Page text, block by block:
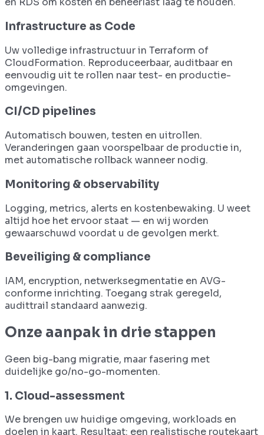
Infrastructure as Code
Uw volledige infrastructuur in Terraform of
CloudFormation. Reproduceerbaar, auditbaar en
eenvoudig uit te rollen naar test- en productie-
omgevingen.
CI/CD pipelines
Automatisch bouwen, testen en uitrollen.
Veranderingen gaan voorspelbaar de productie in,
met automatische rollback wanneer nodig.
Monitoring & observability
Logging, metrics, alerts en kostenbewaking. U weet
altijd hoe het ervoor staat — en wij worden
gewaarschuwd voordat u de gevolgen merkt.
Beveiliging & compliance
IAM, encryption, netwerksegmentatie en AVG-
conforme inrichting. Toegang strak geregeld,
audittrail standaard aanwezig.
Onze aanpak in drie stappen
Geen big-bang migratie, maar fasering met
duidelijke go/no-go-momenten.
1. Cloud-assessment
We brengen uw huidige omgeving, workloads en
doelen in kaart. Resultaat: een realistische routekaart